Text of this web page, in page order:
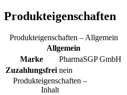
Produkteigenschaften
Produkteigenschaften – Allgemein
Allgemein
Marke
PharmaSGP GmbH
Zuzahlungsfrei nein
Produkteigenschaften –
Inhalt